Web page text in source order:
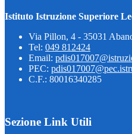
Istituto Istruzione Superiore
Via Pillon, 4 - 35031
Tel: 049 812424
Email:
PEC:
C.F.: 80016340285
Sezione Link Utili